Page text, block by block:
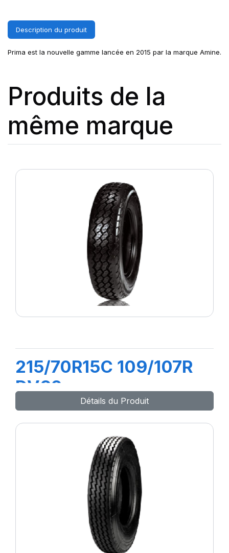
Description du produit
Prima est la nouvelle gamme lancée en 2015 par la marque Amine.
Produits de la
même marque
215/70R15C 109/107R
DV82
Détails du Produit